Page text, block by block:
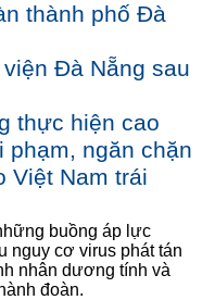
thành phố Đà
Đà Nẵng sau
thực hiện cao
phạm, ngăn chặn
Việt Nam trái
buồng áp lực
nguy cơ virus phát tán
nhân dương tính và
đoàn.